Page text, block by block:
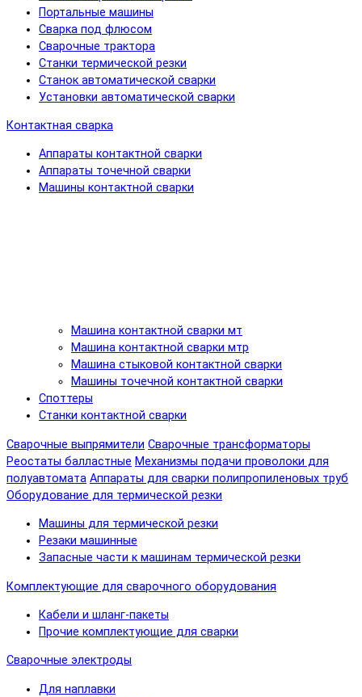
Портальные машины
Сварка под флюсом
Сварочные трактора
Станки термической резки
Станок автоматической сварки
Установки автоматической сварки
Контактная сварка
Аппараты контактной сварки
Аппараты точечной сварки
Машины контактной сварки
Машина контактной сварки мт
Машина контактной сварки мтр
Машина стыковой контактной сварки
Машины точечной контактной сварки
Споттеры
Станки контактной сварки
Сварочные выпрямители Сварочные трансформаторы
Реостаты балластные Механизмы подачи проволоки для
полуавтомата Аппараты для сварки полипропиленовых труб
Оборудование для термической резки
Машины для термической резки
Резаки машинные
Запасные части к машинам термической резки
Комплектующие для сварочного оборудования
Кабели и шланг-пакеты
Прочие комплектующие для сварки
Сварочные электроды
Для наплавки